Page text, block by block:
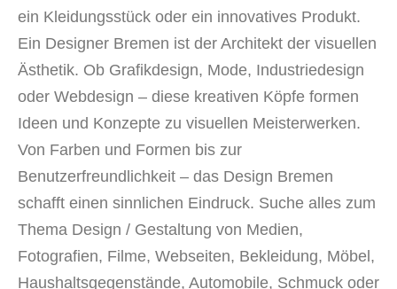
ein Kleidungsstück oder ein innovatives Produkt.
Ein Designer Bremen ist der Architekt der visuellen
Ästhetik. Ob Grafikdesign, Mode, Industriedesign
oder Webdesign – diese kreativen Köpfe formen
Ideen und Konzepte zu visuellen Meisterwerken.
Von Farben und Formen bis zur
Benutzerfreundlichkeit – das Design Bremen
schafft einen sinnlichen Eindruck. Suche alles zum
Thema Design / Gestaltung von Medien,
Fotografien, Filme, Webseiten, Bekleidung, Möbel,
Haushaltsgegenstände, Automobile, Schmuck oder